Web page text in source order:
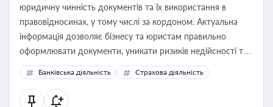
юридичну чинність документів та їх використання в
правовідносинах, у тому числі за кордоном. Актуальна
інформація дозволяє бізнесу та юристам правильно
оформлювати документи, уникати ризиків недійсності та
забезпечувати їх належне прийняття органами влади та
контрагентами
Банківська діяльність Страхова діяльність